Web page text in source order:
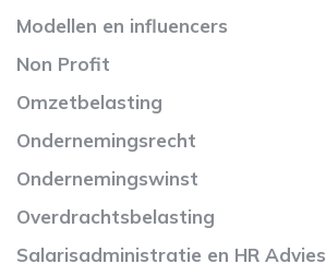
Modellen en influencers
Non Profit
Omzetbelasting
Ondernemingsrecht
Ondernemingswinst
Overdrachtsbelasting
Salarisadministratie en HR Advies